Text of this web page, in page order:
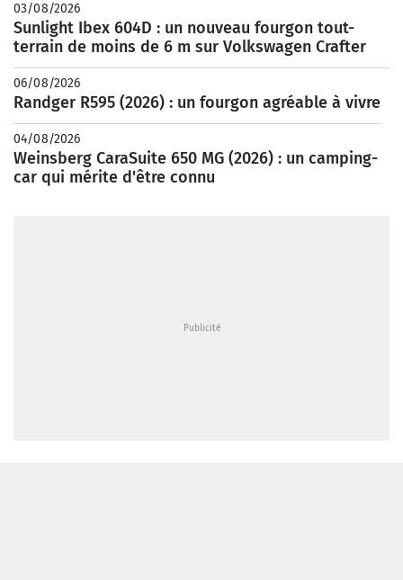
03/08/2026
Sunlight Ibex 604D : un nouveau fourgon tout-
terrain de moins de 6 m sur Volkswagen Crafter
06/08/2026
Randger R595 (2026) : un fourgon agréable à vivre
04/08/2026
Weinsberg CaraSuite 650 MG (2026) : un camping-
car qui mérite d'être connu